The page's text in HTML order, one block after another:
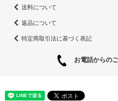
送料について
返品について
特定商取引法に基づく表記
お電話からの